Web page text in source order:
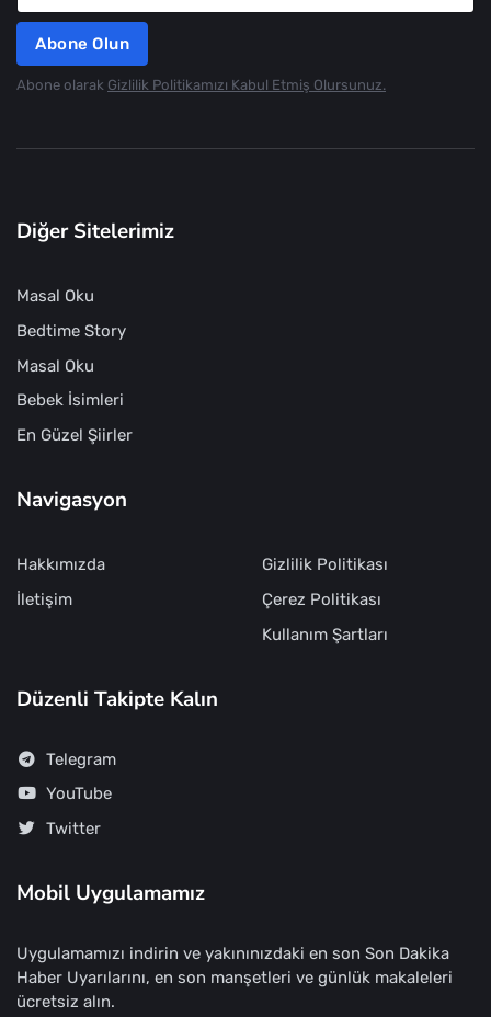
Abone Olun
Abone olarak Gizlilik Politikamızı Kabul Etmiş Olursunuz.
Diğer Sitelerimiz
Masal Oku
Bedtime Story
Masal Oku
Bebek İsimleri
En Güzel Şiirler
Navigasyon
Hakkımızda
İletişim
Gizlilik Politikası
Çerez Politikası
Kullanım Şartları
Düzenli Takipte Kalın
Telegram
YouTube
Twitter
Mobil Uygulamamız
Uygulamamızı indirin ve yakınınızdaki en son Son Dakika
Haber Uyarılarını, en son manşetleri ve günlük makaleleri
ücretsiz alın.